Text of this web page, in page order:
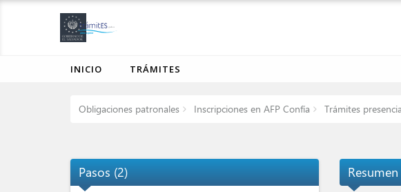
INICIO TRÁMITES
Obligaciones patronales Inscripciones en AFP Confía Trámites
Pasos (2)